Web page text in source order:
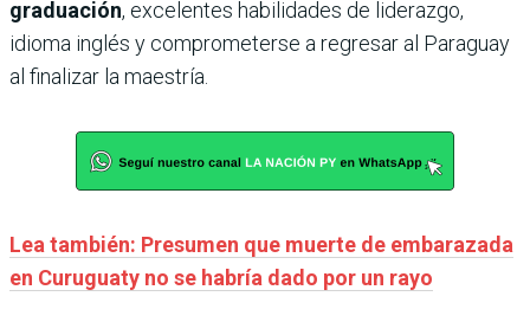
graduación, excelentes habilidades de liderazgo,
idioma inglés y comprometerse a regresar al Paraguay
al finalizar la maestría.
Lea también: Presumen que muerte de embarazada
en Curuguaty no se habría dado por un rayo